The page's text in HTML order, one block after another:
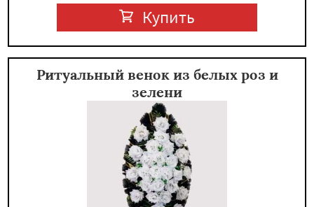
Купить
Ритуальный венок из белых роз и
зелени